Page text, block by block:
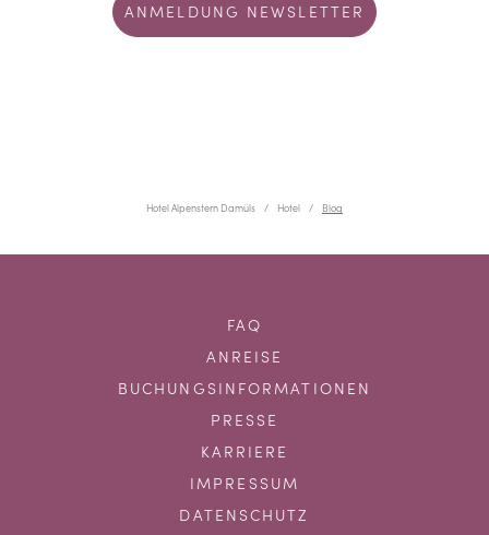
ANMELDUNG NEWSLETTER
Hotel Alpenstern Damüls Hotel Blog
FAQ
ANREISE
BUCHUNGSINFORMATIONEN
PRESSE
KARRIERE
IMPRESSUM
DATENSCHUTZ